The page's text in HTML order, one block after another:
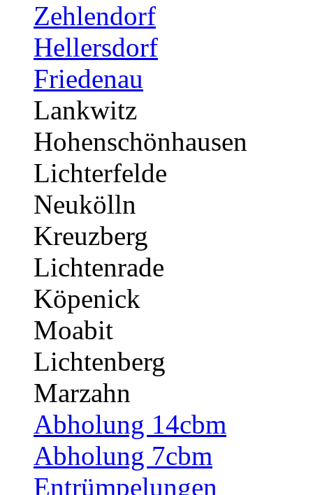
Zehlendorf
Hellersdorf
Friedenau
Lankwitz
Hohenschönhausen
Lichterfelde
Neukölln
Kreuzberg
Lichtenrade
Köpenick
Moabit
Lichtenberg
Marzahn
Abholung 14cbm
Abholung 7cbm
Entrümpelungen